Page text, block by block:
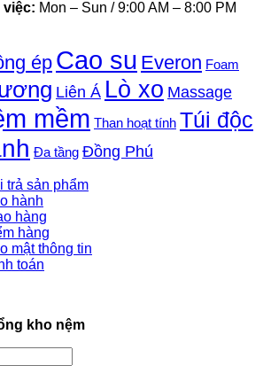
việc: Mon – Sun / 9:00 AM – 8:00 PM
épCao su Everon Foam
Liên Á Lò xo Massage
mềm Than hoạt tính Túi độc
Đa tầng Đồng Phú
trả sản phẩm
hành
hàng
hàng
mật thông tin
toán
kho nệm